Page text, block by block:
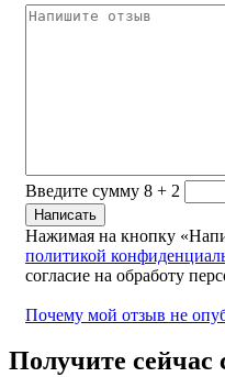
Введите сумму 8 + 2
Нажимая на кнопку
политикой
согласие на обработу
Почему мой отзыв не
Получите сейчас